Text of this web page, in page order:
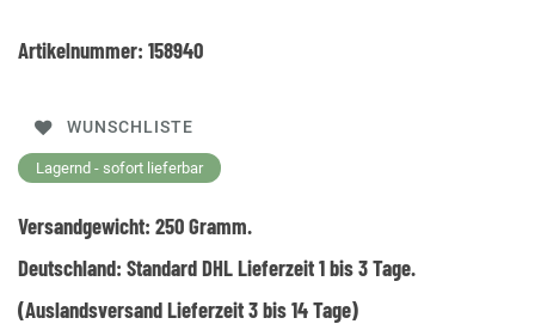
Artikelnummer: 158940
WUNSCHLISTE
Lagernd - sofort lieferbar
Versandgewicht: 250Gramm.
Deutschland: Standard DHL Lieferzeit 1 bis 3 Tage.
(Auslandsversand Lieferzeit 3 bis 14 Tage)